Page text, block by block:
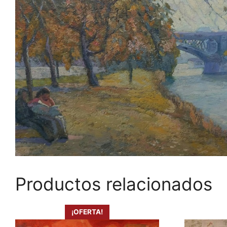
Productos relacionados
¡OFERTA!